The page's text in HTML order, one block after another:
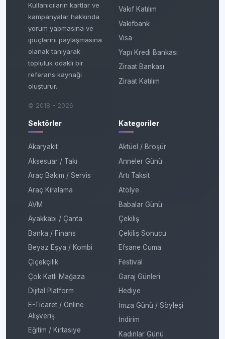
Kullanıcıların kartlar ve
kampanyalar hakkında
yorum yapmasına ve
ipuçlarını paylaşmasına
olanak tanıyarak
topluluk odaklı bir
referans kaynağı
oluşturur.
© 2018 - 2026
Vakıf Katılım
Vakıfbank
Visa
Yapı Kredi Bankası
Ziraat Bankası
Ziraat Katılım
Sektörler
Akaryakıt
Aksesuar / Takı
Araç Bakım / Servis
Araç Kiralama
AVM
Ayakkabı / Çanta
Banka / Finans
Beyaz Eşya / Kombi
Çiçekçilik
Çok Katlı Mağaza
Dijital Platform
E-Ticaret / Online
Alışveriş
Eğitim / Kırtasiye
Kategoriler
Aktüel / Broşür
Anneler Günü
Artı Taksit
Atölye
Babalar Günü
Çekiliş
Çekiliş Sonucu
Efsane Cuma
Festival
Garaj Günleri
Hediye
İmza Günü / Söyleşi
İndirim
Kadınlar Günü